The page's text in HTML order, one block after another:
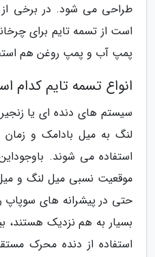
طراحی می شود. در برخی
است از تسمه تایم برای
پمپ آب و پمپ روغن هم
انواع تسمه تایم کدام
سیستم های دنده ای یا
لنگ به میل بادامک و
استفاده می شوند.
موقعیت نسبی میل لنگ و
حتی در پیشرانه های سوپاپ
بسیار به هم نزدیک هستند،
استفاده از دنده محرک